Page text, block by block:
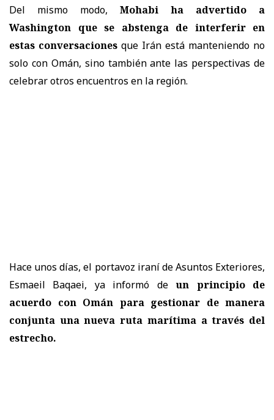
Del mismo modo, Mohabi ha advertido a
Washington que se abstenga de interferir en
estas conversaciones que Irán está manteniendo no
solo con Omán, sino también ante las perspectivas de
celebrar otros encuentros en la región.
Hace unos días, el portavoz iraní de Asuntos Exteriores,
Esmaeil Baqaei, ya informó deun principio de
acuerdo con Omán para gestionar de manera
conjunta una nueva ruta marítima a través del
estrecho.